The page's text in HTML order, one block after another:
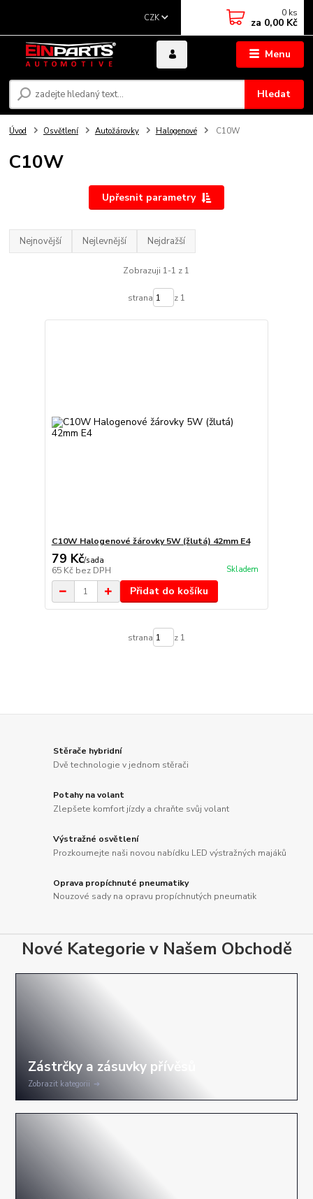
Menu
CZK
Hledat
0 ks
za 0,00 Kč
Úvod Osvětlení Autožárovky Halogenové C10W
C10W
Upřesnit parametry
Nejnovější Nejlevnější Nejdražší
Zobrazuji 1-1 z 1
strana z 1
C10W Halogenové žárovky 5W (žlutá) 42mm E4
79 Kč/sada
65 Kč bez DPH Skladem
Přidat do košíku
strana z 1
Stěrače hybridní
Dvě technologie v jednom stěrači
Potahy na volant
Zlepšete komfort jízdy a chraňte svůj volant
Výstražné osvětlení
Prozkoumejte naši novou nabídku LED výstražných majáků
Oprava propíchnuté pneumatiky
Nouzové sady na opravu propíchnutých pneumatik
Nové Kategorie v Našem Obchodě
Zobrazit kategorii